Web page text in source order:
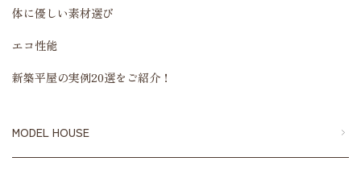
体に優しい素材選び
エコ性能
新築平屋の実例20選をご紹介！
MODEL HOUSE